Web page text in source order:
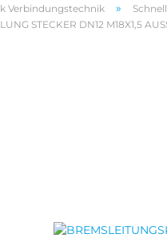
Verbindungstechnik »
STECKER DN12 M18X1,5